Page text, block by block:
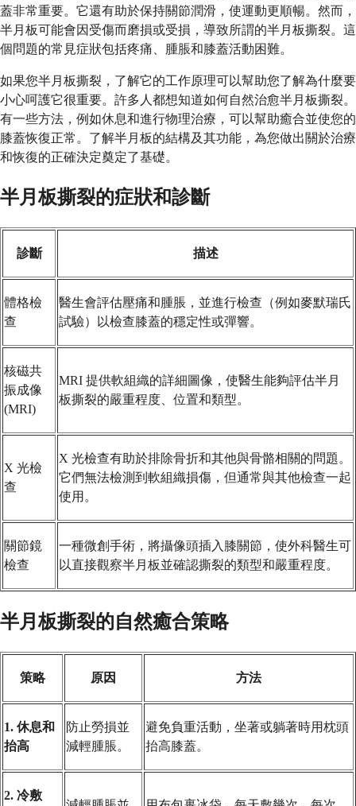
蓋非常重要。它還有助於保持關節潤滑，使運動更順暢。然而，
半月板可能會因受傷而磨損或受損，導致所謂的半月板撕裂。這
個問題的常見症狀包括疼痛、腫脹和膝蓋活動困難。
如果您半月板撕裂，了解它的工作原理可以幫助您了解為什麼要
小心呵護它很重要。許多人都想知道如何自然治愈半月板撕裂。
有一些方法，例如休息和進行物理治療，可以幫助癒合並使您的
膝蓋恢復正常。了解半月板的結構及其功能，為您做出關於治療
和恢復的正確決定奠定了基礎。
半月板撕裂的症狀和診斷
診斷 描述
體格檢
查
醫生會評估壓痛和腫脹，並進行檢查（例如麥默瑞氏
試驗）以檢查膝蓋的穩定性或彈響。
核磁共
振成像
(MRI)
MRI 提供軟組織的詳細圖像，使醫生能夠評估半月
板撕裂的嚴重程度、位置和類型。
X 光檢
查
X 光檢查有助於排除骨折和其他與骨骼相關的問題。
它們無法檢測到軟組織損傷，但通常與其他檢查一起
使用。
關節鏡
檢查
一種微創手術，將攝像頭插入膝關節，使外科醫生可
以直接觀察半月板並確認撕裂的類型和嚴重程度。
半月板撕裂的自然癒合策略
策略 原因 方法
1. 休息和
抬高
防止勞損並
減輕腫脹。
避免負重活動，坐著或躺著時用枕頭
抬高膝蓋。
2. 冷敷